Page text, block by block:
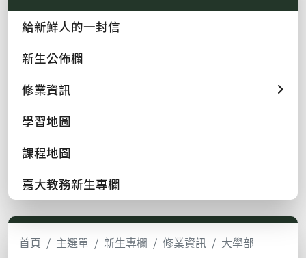
給新鮮人的一封信
新生公佈欄
修業資訊
學習地圖
課程地圖
嘉大教務新生專欄
首頁 主選單 新生專欄 修業資訊 大學部